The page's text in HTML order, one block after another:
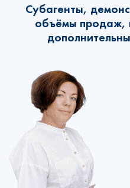
Субагенты,
объёмы продаж,